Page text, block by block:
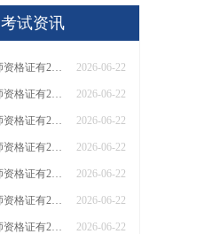
考试资讯
2026菏泽教师资格证有2000元补贴？怎么申请 2026-06-22
2026临沂教师资格证有2000元补贴？怎么申请 2026-06-22
2026聊城教师资格证有2000元补贴？怎么申请 2026-06-22
2026德州教师资格证有2000元补贴？怎么申请 2026-06-22
2026滨州教师资格证有2000元补贴？怎么申请 2026-06-22
2026日照教师资格证有2000元补贴？怎么申请 2026-06-22
2026威海教师资格证有2000元补贴？怎么申请 2026-06-22